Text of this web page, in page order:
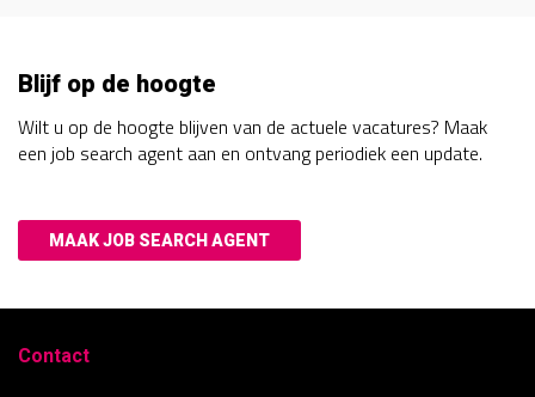
Blijf op de hoogte
Wilt u op de hoogte blijven van de actuele vacatures? Maak
een job search agent aan en ontvang periodiek een update.
MAAK JOB SEARCH AGENT
Contact